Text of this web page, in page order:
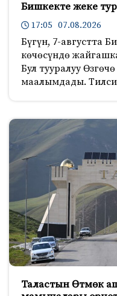
Бишкекте жеке
17:05 07.08.2026
Бүгүн, 7-августта
көчөсүндө
Бул тууралуу
маалымдады.
Таластын Өтмөк